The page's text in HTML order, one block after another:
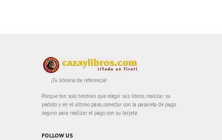
¡Tu librería de referencia!
Porque tan solo tendrán que elegir sus libros, realizar su
pedido y en el último paso, conectar con la pasarela de pago
seguro para realizar el pago con su tarjeta.
FOLLOW US